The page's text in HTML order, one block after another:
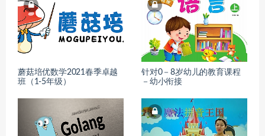
蘑菇培优数学2021春季卓越
班（1-5年级）
针对0－8岁幼儿的教育课程
－幼小衔接